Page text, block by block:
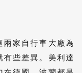
兩家自行車大廠為
些差異。美利達